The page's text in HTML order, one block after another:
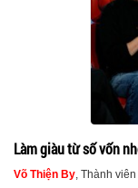
Làm giàu từ số vốn
Võ Thiện By, Thành